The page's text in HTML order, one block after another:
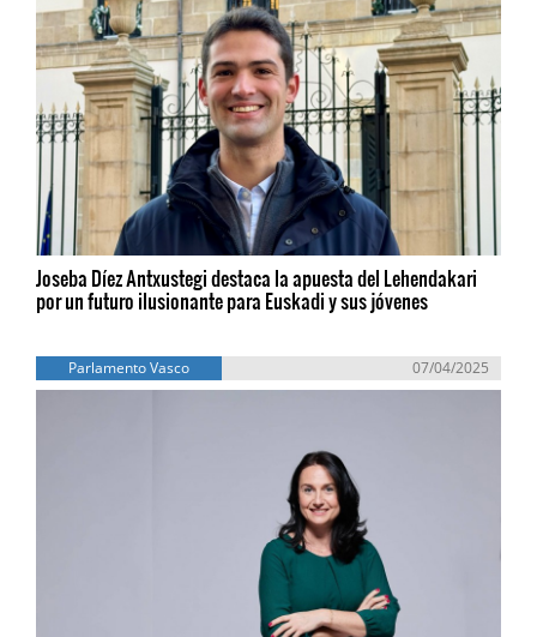
Joseba Díez Antxustegi destaca la apuesta del Lehendakari
por un futuro ilusionante para Euskadi y sus jóvenes
Parlamento Vasco 07/04/2025